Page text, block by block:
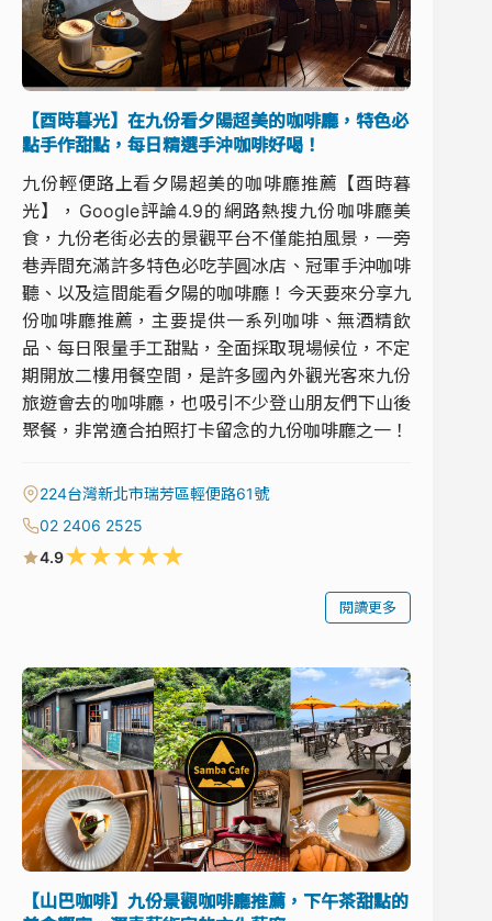
【酉時暮光】在九份看夕陽超美的咖啡廳，特色必
點手作甜點，每日精選手沖咖啡好喝！
九份輕便路上看夕陽超美的咖啡廳推薦【酉時暮
光】，Google評論4.9的網路熱搜九份咖啡廳美
食，九份老街必去的景觀平台不僅能拍風景，一旁
巷弄間充滿許多特色必吃芋圓冰店、冠軍手沖咖啡
聽、以及這間能看夕陽的咖啡廳！今天要來分享九
份咖啡廳推薦，主要提供一系列咖啡、無酒精飲
品、每日限量手工甜點，全面採取現場候位，不定
期開放二樓用餐空間，是許多國內外觀光客來九份
旅遊會去的咖啡廳，也吸引不少登山朋友們下山後
聚餐，非常適合拍照打卡留念的九份咖啡廳之一！
224台灣新北市瑞芳區輕便路61號
02 2406 2525
4.9★★★★★
閱讀更多
【山巴咖啡】九份景觀咖啡廳推薦，下午茶甜點的